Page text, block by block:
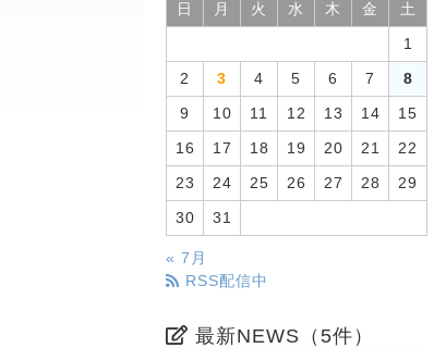
日 月 火 水 木 金 土
1
2 3 4 5 6 7 8
9 10 11 12 13 14 15
16 17 18 19 20 21 22
23 24 25 26 27 28 29
30 31
« 7月
RSS配信中
最新NEWS（5件）